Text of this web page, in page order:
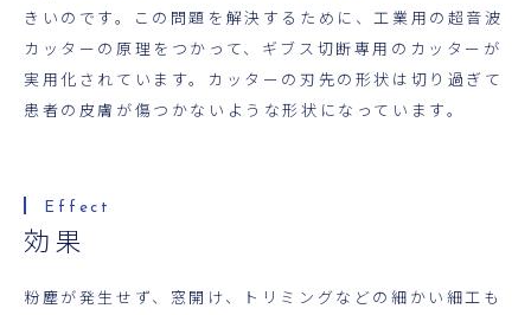
きいのです。この問題を解決するために、工業用の超音波
カッターの原理をつかって、ギブス切断専用のカッターが
実用化されています。カッターの刃先の形状は切り過ぎて
患者の皮膚が傷つかないような形状になっています。
効果
粉塵が発生せず、窓開け、トリミングなどの細かい細工も